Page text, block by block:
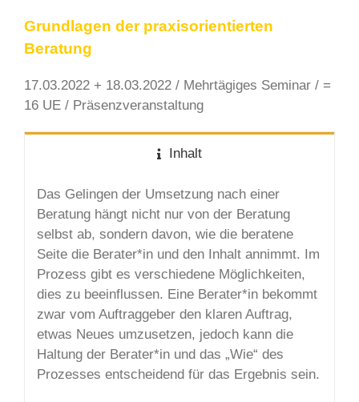
Grundlagen der praxisorientierten
Beratung
17.03.2022 + 18.03.2022 / Mehrtägiges Seminar / =
16 UE / Präsenzveranstaltung
Inhalt
Das Gelingen der Umsetzung nach einer
Beratung hängt nicht nur von der Beratung
selbst ab, sondern davon, wie die beratene
Seite die Berater*in und den Inhalt annimmt. Im
Prozess gibt es verschiedene Möglichkeiten,
dies zu beeinflussen. Eine Berater*in bekommt
zwar vom Auftraggeber den klaren Auftrag,
etwas Neues umzusetzen, jedoch kann die
Haltung der Berater*in und das „Wie“ des
Prozesses entscheidend für das Ergebnis sein.